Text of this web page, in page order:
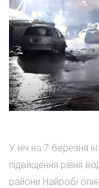
У ніч на 7 березня
підвищення рівня
райони Найробі